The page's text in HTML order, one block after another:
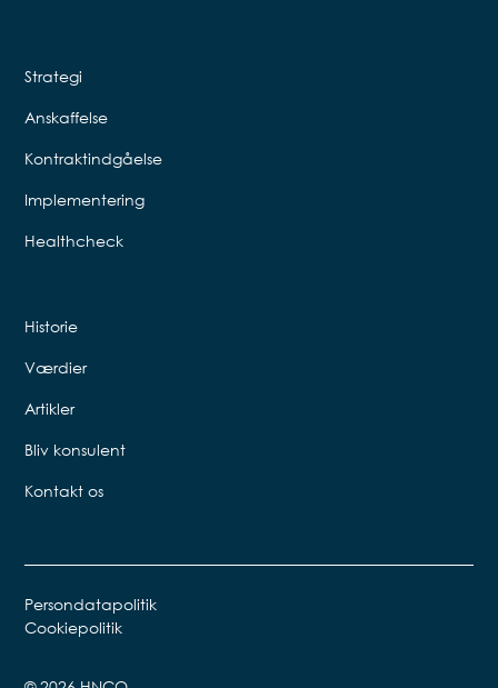
Strategi
Anskaffelse
Kontraktindgåelse
Implementering
Healthcheck
Historie
Værdier
Artikler
Bliv konsulent
Kontakt os
Persondatapolitik
Cookiepolitik